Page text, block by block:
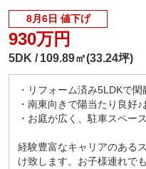
8月6日 値下げ
930万円
5DK 109.89㎡(33.24坪)
・リフォーム済み5LDKで閑
・南東向きで陽当たり良好
・お庭が広く、駐車スペー
経験豊富なキャリアのある
け致します。お子様連れで